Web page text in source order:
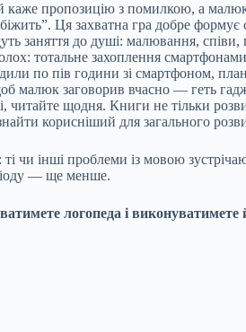
каже пропозицію з помилкою, а
Ця захватна гра добре
заняття до душі: малювання, співи,
тотальне захоплення
по пів години зі смартфоном,
малюк заговорив вчасно — геть
читайте щодня. Книги не тільки
корисніший для загального
ті чи інші проблеми із мовою
— ще менше.
логопеда і